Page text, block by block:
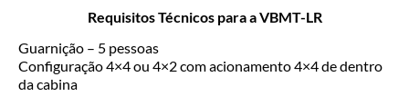
Requisitos Técnicos para a VBMT-LR
Guarnição – 5 pessoas
Configuração 4×4 ou 4×2 com acionamento 4×4 de dentro
da cabina